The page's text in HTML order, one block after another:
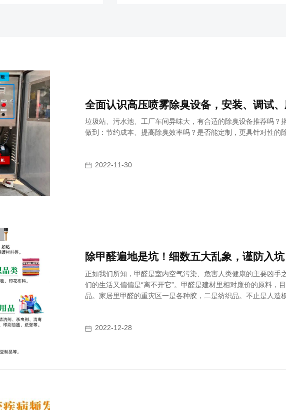
垃圾站、污水池、工厂车间异味大，有合适的除臭设备推荐吗？
做到：节约成本、提高除臭效率吗？是否能定制，更具针对性的
2022-11-30
除甲醛遍地是坑！细数五大乱象，谨防入坑
正如我们所知，甲醛是室内空气污染、危害人类健康的主要凶手
们的生活又偏偏是“离不开它”。甲醛是建材里相对廉价的原料，
品。家居里甲醛的重灾区一是各种胶，二是纺织品。不止是人造
2022-12-28